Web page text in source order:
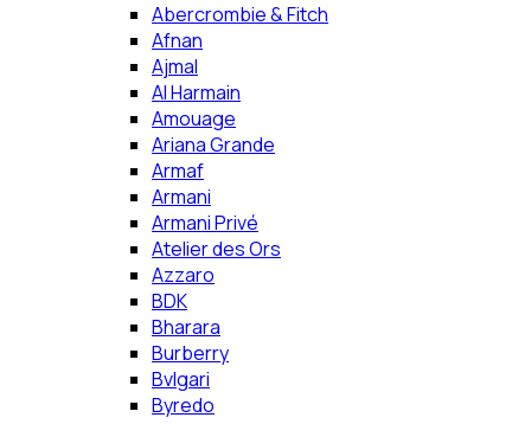
Abercrombie & Fitch
Afnan
Ajmal
Al Harmain
Amouage
Ariana Grande
Armaf
Armani
Armani Privé
Atelier des Ors
Azzaro
BDK
Bharara
Burberry
Bvlgari
Byredo